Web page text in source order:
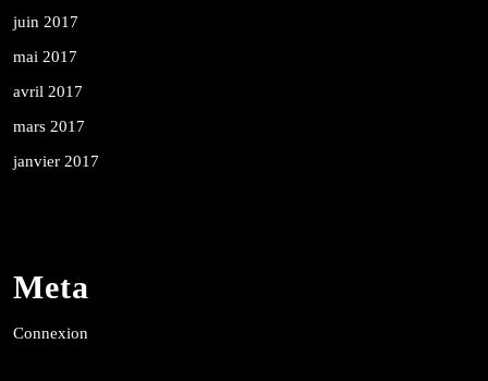
juin 2017
mai 2017
avril 2017
mars 2017
janvier 2017
Meta
Connexion